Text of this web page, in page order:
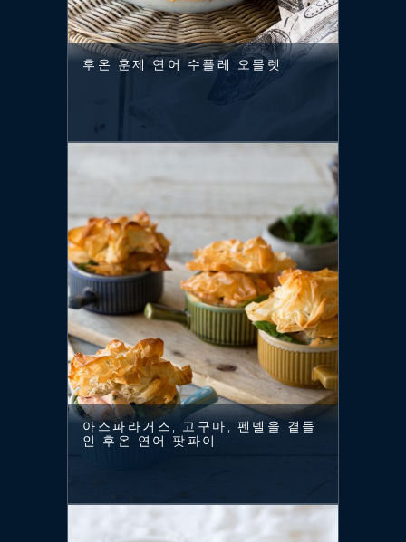
후온 훈제 연어 수플레 오믈렛
아스파라거스, 고구마, 펜넬을 곁들
인 후온 연어 팟파이